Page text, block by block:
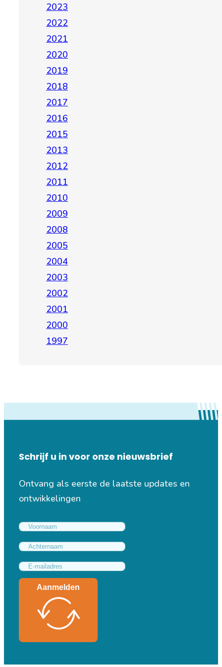
2023
2022
2021
2020
2019
2018
2017
2016
2015
2013
2012
2011
2010
2009
2008
2005
2004
2003
2002
2001
2000
1997
Schrijf u in voor onze nieuwsbrief
Ontvang als eerste de laatste updates en
ontwikkelingen
Aanmelden